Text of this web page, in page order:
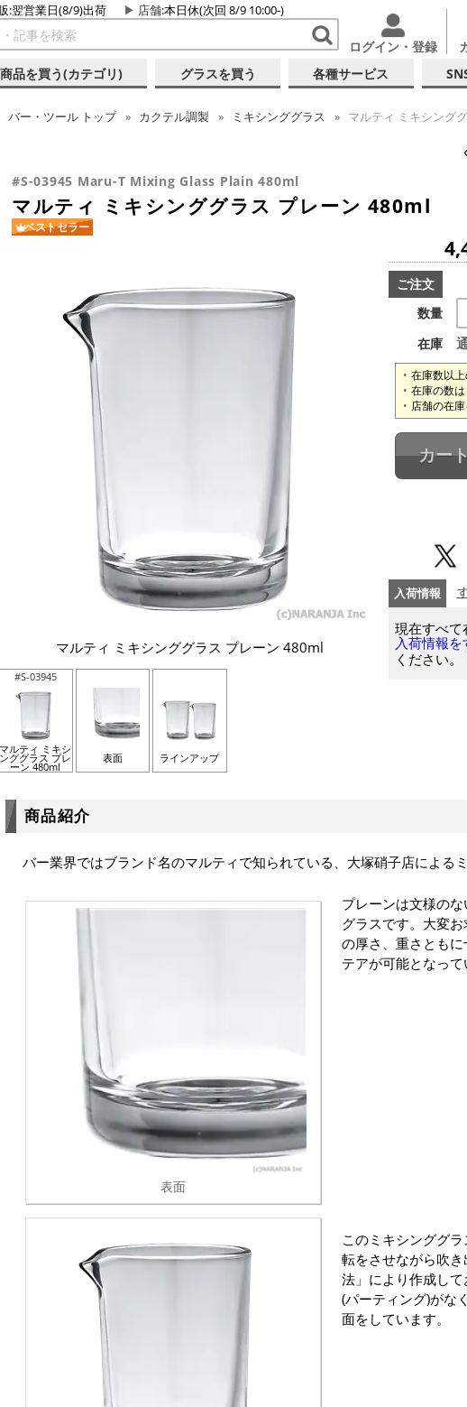
:翌営業日(8/9)出荷 店舗:本日休(次回 8/9 10:00-)
ログイン・登録
商品を買う(カテゴリ) グラスを買う 各種サービス
バー・ツール トップ カクテル調製 ミキシンググラス マルティ ミキシング
#S-03945 Maru-T Mixing Glass Plain 480ml
マルティ ミキシンググラス プレーン 480ml
ベストセラー
マルティ ミキシンググラス プレーン 480ml
#S-03945
マルティ ミキシ
ンググラス プレ
ーン 480ml
表面 ラインアップ
ご注文
数量
在庫
在庫数以
在庫の数は
店舗の在
カー
入荷情報
現在すべて
入荷情報
ください。
商品紹介
バー業界ではブランド名のマルティで知られている、大塚硝子店による
表面
プレーンは文様の
グラスです。大変
の厚さ、重さとも
テアが可能となって
このミキシンググ
転をさせながら吹
法」により作成し
(パーティング)がな
面をしています。